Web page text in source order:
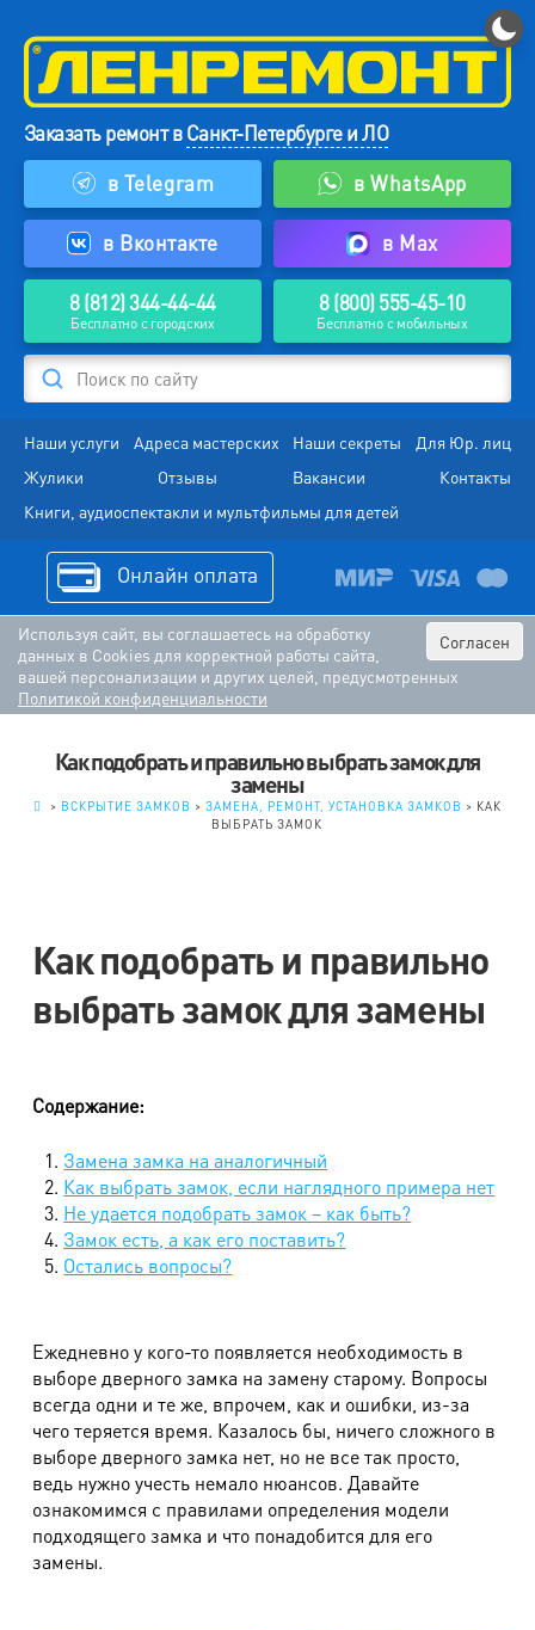
Заказать ремонт вСанкт-Петербурге и ЛО
в Telegram
в WhatsApp
в Вконтакте в Max
8 (812) 344-44-44
Бесплатно с городских
8 (800) 555-45-10
Бесплатно с мобильных
Поиск по сайту
Наши услуги Адреса мастерских Наши секреты
Для Юр. лиц
Жулики
Отзывы Вакансии
Контакты
Книги, аудиоспектакли и мультфильмы для детей
Онлайн оплата
Согласен
Используя сайт, вы соглашаетесь на обработку
данных в Cookies для корректной работы сайта,
вашей персонализации и других целей, предусмотренных
Политикой конфиденциальности
Как подобрать и правильно выбрать замок для
замены
> ВСКРЫТИЕ ЗАМКОВ > ЗАМЕНА, РЕМОНТ, УСТАНОВКА ЗАМКОВ > КАК
ВЫБРАТЬ ЗАМОК
Как подобрать и правильно
выбрать замок для замены
Содержание:
Замена замка на аналогичный
Как выбрать замок, если наглядного примера нет
Не удается подобрать замок – как быть?
Замок есть, а как его поставить?
Остались вопросы?
Ежедневно у кого-то появляется необходимость в
выборе дверного замка на замену старому. Вопросы
всегда одни и те же, впрочем, как и ошибки, из-за
чего теряется время. Казалось бы, ничего сложного в
выборе дверного замка нет, но не все так просто,
ведь нужно учесть немало нюансов. Давайте
ознакомимся с правилами определения модели
подходящего замка и что понадобится для его
замены.